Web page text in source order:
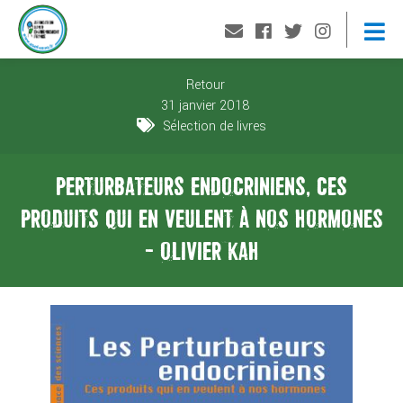
Retour
31 janvier 2018
Sélection de livres
PERTURBATEURS ENDOCRINIENS, CES
PRODUITS QUI EN VEULENT À NOS HORMONES
- OLIVIER KAH